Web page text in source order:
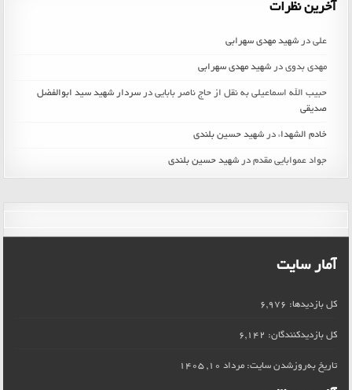
آخرین نظرات
علی درشهید مهدی سهرابی
مهدی بدوی درشهید مهدی سهرابی
حبیب الله اسماعیلی به نقل از حاج ناصر بابایی درسردار شهید سید ابوالفضل
صدیقی
خادم الشهداء درشهید حسین بلندی
جواد عموابایی مقدم درشهید حسین بلندی
آمار سایت
کل بازدیدها: 6,976
کل بازدیدکنند‌گان: 6,142
تاریخ به‌روزشدن سایت:مرداد 10, 1405